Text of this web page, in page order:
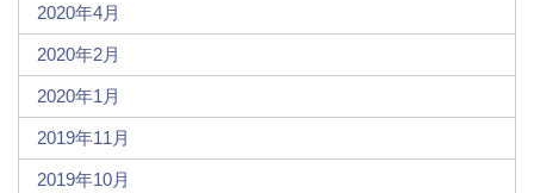
2020年4月
2020年2月
2020年1月
2019年11月
2019年10月